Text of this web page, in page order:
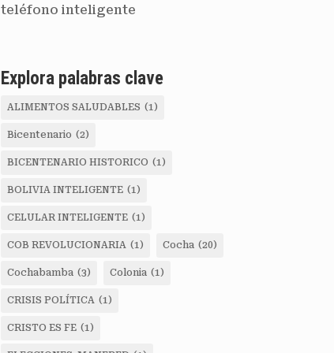
teléfono inteligente
Explora palabras clave
ALIMENTOS SALUDABLES (1)
Bicentenario (2)
BICENTENARIO HISTORICO (1)
BOLIVIA INTELIGENTE (1)
CELULAR INTELIGENTE (1)
COB REVOLUCIONARIA (1) Cocha (20)
Cochabamba (3) Colonia (1)
CRISIS POLÍTICA (1)
CRISTO ES FE (1)